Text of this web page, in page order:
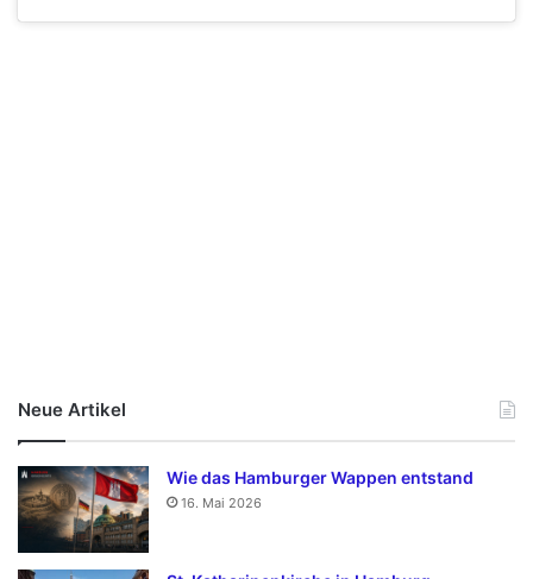
Neue Artikel
Wie das Hamburger Wappen entstand
16. Mai 2026